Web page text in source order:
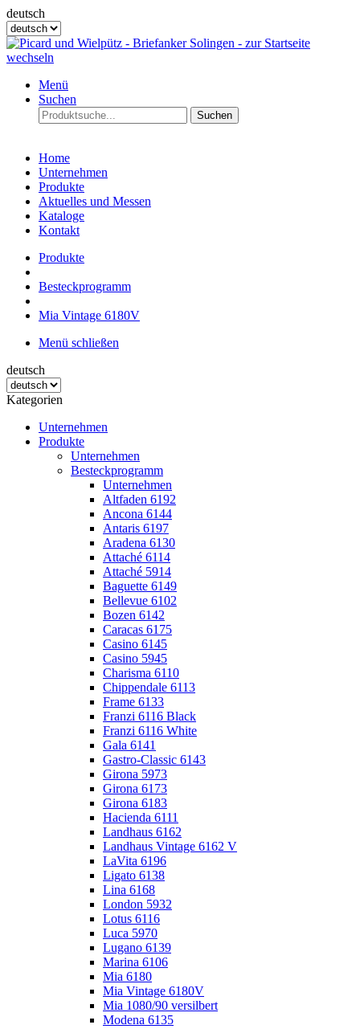
deutsch
Menü
Suchen
Suchen
Home
Unternehmen
Produkte
Aktuelles und Messen
Kataloge
Kontakt
Produkte
Besteckprogramm
Mia Vintage 6180V
Menü schließen
deutsch
Kategorien
Unternehmen
Produkte
Unternehmen
Besteckprogramm
Unternehmen
Altfaden 6192
Ancona 6144
Antaris 6197
Aradena 6130
Attaché 6114
Attaché 5914
Baguette 6149
Bellevue 6102
Bozen 6142
Caracas 6175
Casino 6145
Casino 5945
Charisma 6110
Chippendale 6113
Frame 6133
Franzi 6116 Black
Franzi 6116 White
Gala 6141
Gastro-Classic 6143
Girona 5973
Girona 6173
Girona 6183
Hacienda 6111
Landhaus 6162
Landhaus Vintage 6162 V
LaVita 6196
Ligato 6138
Lina 6168
London 5932
Lotus 6116
Luca 5970
Lugano 6139
Marina 6106
Mia 6180
Mia Vintage 6180V
Mia 1080/90 versilbert
Modena 6135